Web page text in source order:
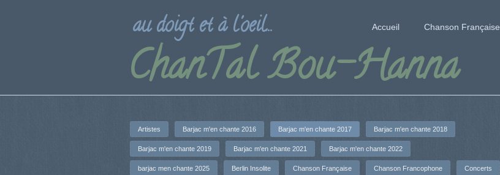
ChanTal Bou-Hanna
au doigt et à l'oeil... Accueil Chanson Française
Artistes Barjac m'en chante 2016 Barjac m'en chante 2017 Barjac m'en chante 2018
Barjac m'en chante 2019 Barjac m'en chante 2021 Barjac m'en chante 2022
barjac men chante 2025 Berlin Insolite Chanson Française Chanson Francophone Concerts